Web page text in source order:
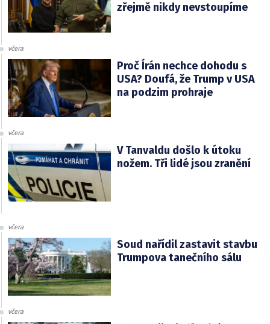
zřejmě nikdy nevstoupíme
včera
Proč Írán nechce dohodu s
USA? Doufá, že Trump v USA
na podzim prohraje
včera
V Tanvaldu došlo k útoku
nožem. Tři lidé jsou zranění
včera
Soud nařídil zastavit stavbu
Trumpova tanečního sálu
včera